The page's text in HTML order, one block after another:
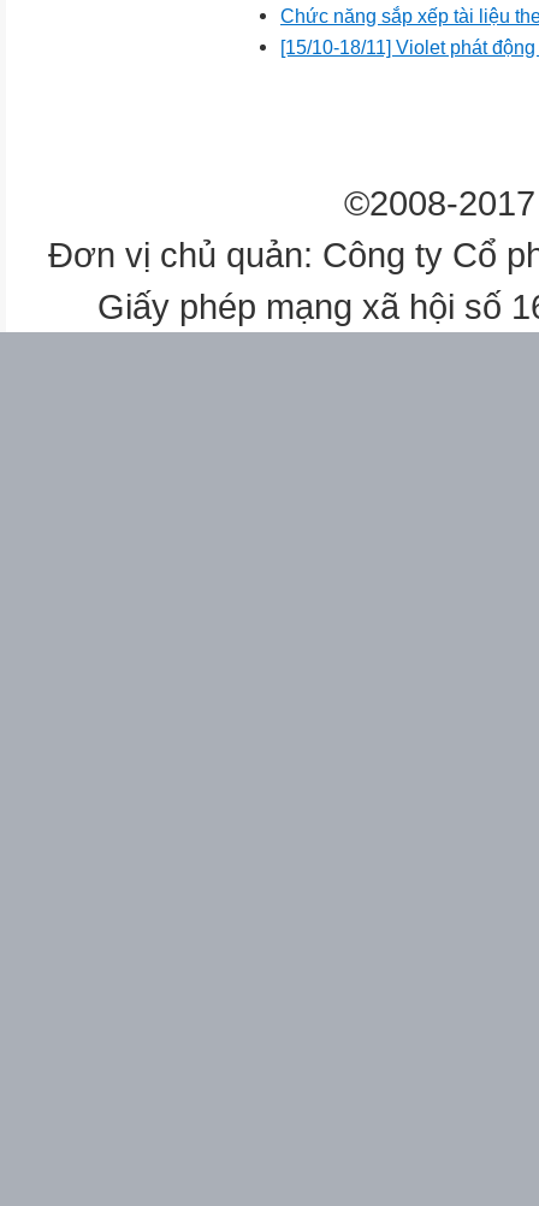
Chức năng sắp xếp tài liệu
[15/10-18/11] Violet phát
©2008-
Đơn vị chủ quản: Công ty Cổ
Giấy phép mạng xã hội số